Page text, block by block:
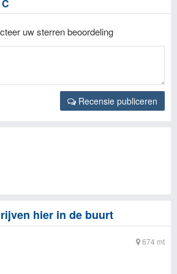
uw sterren beoordeling
Recensie publiceren
hier in de buurt
674 mt